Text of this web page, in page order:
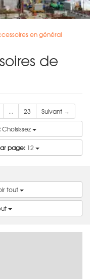
en général
de
... 23
Suivant →
Choisissez
page: 12
tout